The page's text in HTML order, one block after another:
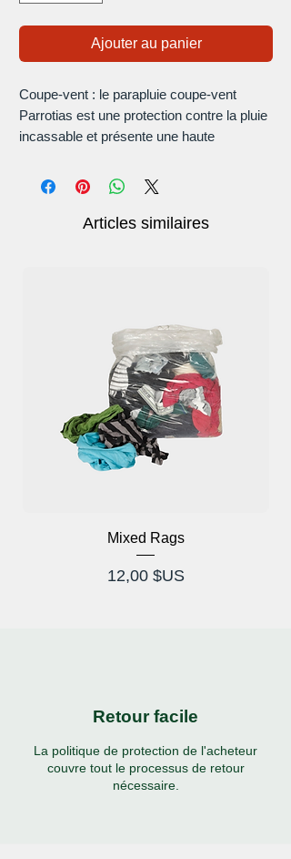
Ajouter au panier
Coupe-vent : le parapluie coupe-vent
Parrotias est une protection contre la pluie
incassable et présente une haute
imperméables de voyage ont une qualité
Parapluie à lumière LED : trois dossiers Le
parapluie avec une bande réfléchissante
est le meilleur accessoire de marche et
une protection contre la pluie pendant les
sombres journées d'automne.
Articles similaires
Mixed Rags
Prix
12,00 $US
Retour facile
La politique de protection de l'acheteur
couvre tout le processus de retour
nécessaire.